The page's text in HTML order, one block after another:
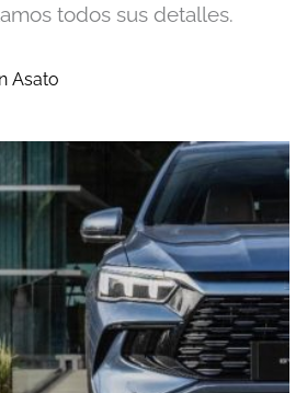
todos sus detalles.
Asato